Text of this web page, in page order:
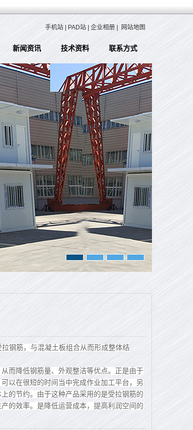
手机站 PAD站 企业相册 网站地图
新闻资讯 技术资料 联系方式
钢筋，与混凝土板组合从而形成整体结
而降低钢筋量、外观整洁等优点。正是由于
以在很短的时间当中完成作业加工平台，另
的节约。由于这种产品采用的是受拉钢筋的
的效率。是降低运营成本，提高利润空间的